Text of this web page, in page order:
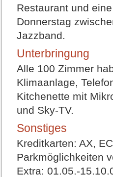
Restaurant und
Donnerstag
Jazzband.
Unterbringung
Alle 100 Zimmer
Klimaanlage,
Kitchenette mit
und Sky-TV.
Sonstiges
Kreditkarten: AX,
Parkmöglichkeiten
Extra: 01.05.-